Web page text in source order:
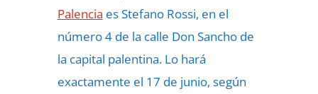
Palencia es Stefano Rossi, en el
número 4 de la calle Don Sancho de
la capital palentina. Lo hará
exactamente el 17 de junio, según